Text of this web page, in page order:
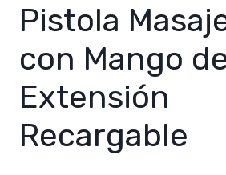
Pistola
con Mango
Extensión
Recargable